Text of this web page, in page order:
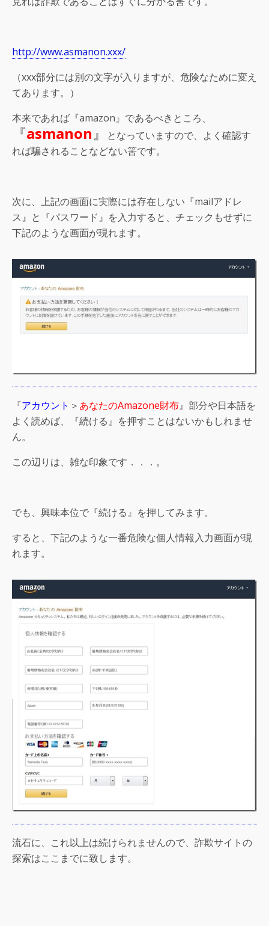
http://www.asmanon.xxx/
（xxx部分には別の文字が入りますが、危険なために変え
てあります。）
本来であれば『amazon』であるべきところ、
『asmanon』
となっていますので、よく確認す
れば騙されることなどない筈です。
次に、上記の画面に実際には存在しない『mailアドレ
ス』と『パスワード』を入力すると、チェックもせずに
下記のような画面が現れます。
『アカウント ＞ あなたのAmazone財布』部分や日本語を
よく読めば、『続ける』を押すことはないかもしれませ
ん。
この辺りは、雑な印象です．．．。
でも、興味本位で『続ける』を押してみます。
すると、下記のような一番危険な個人情報入力画面が現
れます。
流石に、これ以上は続けられませんので、詐欺サイトの
探索はここまでに致します。